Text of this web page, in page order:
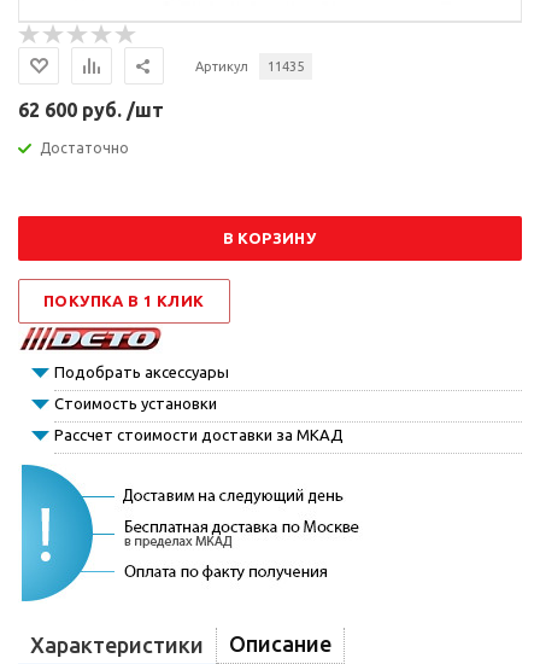
Артикул 11435
62 600 руб. /шт
Достаточно
В КОРЗИНУ
ПОКУПКА В 1 КЛИК
Подобрать аксессуары
Стоимость установки
Рассчет стоимости доставки за МКАД
Характеристики
Описание